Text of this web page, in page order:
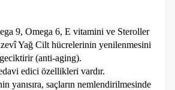
9, Omega 6, E vitamini ve Steroller
Yağ Cilt hücrelerinin yenilenmesini
(anti-aging).
edici özellikleri vardır.
yanısıra, saçların nemlendirilmesinde